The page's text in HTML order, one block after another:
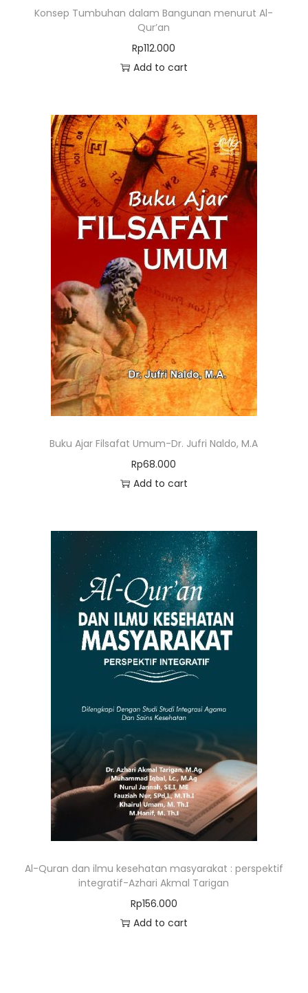
Konsep Tumbuhan dalam Bangunan menurut Al-
Qur’an
Rp112.000
Add to cart
Buku Ajar Filsafat Umum-Dr. Jufri Naldo, M.A
Rp68.000
Add to cart
Al-Quran dan ilmu kesehatan masyarakat : perspektif
integratif-Azhari Akmal Tarigan
Rp156.000
Add to cart